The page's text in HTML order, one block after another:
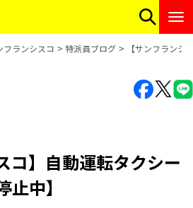
フランシスコ 特派員ブログ 【サンフラン
コ】自動運転タクシー
中】